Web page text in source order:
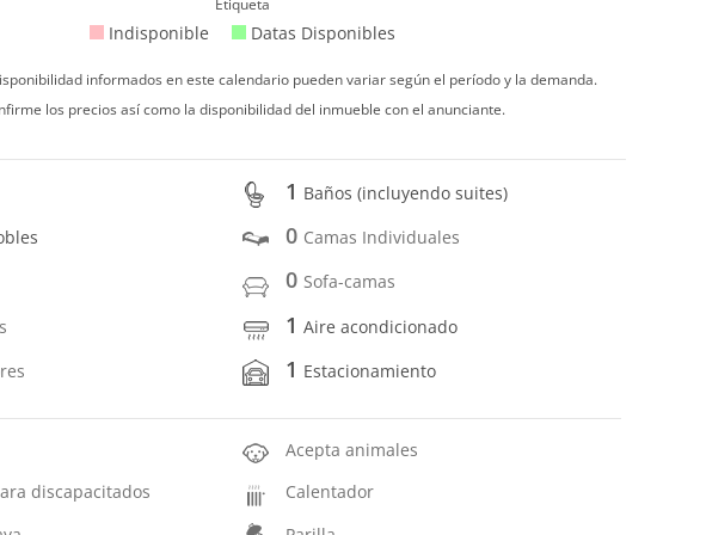
Etiqueta
Indisponible Datas Disponibles
informados en este calendario pueden variar según el período y la demanda.
los precios así como la disponibilidad del inmueble con el anunciante.
1 Baños (incluyendo suites)
0 Camas Individuales
0 Sofa-camas
1Aire acondicionado
1 Estacionamiento
Acepta animales
discapacitados
Calentador